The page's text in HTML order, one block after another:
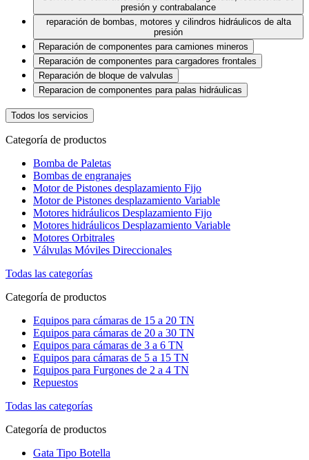
presión y contrabalance
reparación de bombas, motores y cilindros hidráulicos de alta
presión
Reparación de componentes para camiones mineros
Reparación de componentes para cargadores frontales
Reparación de bloque de valvulas
Reparacion de componentes para palas hidráulicas
Todos los servicios
Categoría de productos
Bomba de Paletas
Bombas de engranajes
Motor de Pistones desplazamiento Fijo
Motor de Pistones desplazamiento Variable
Motores hidráulicos Desplazamiento Fijo
Motores hidráulicos Desplazamiento Variable
Motores Orbitrales
Válvulas Móviles Direccionales
Todas las categorías
Categoría de productos
Equipos para cámaras de 15 a 20 TN
Equipos para cámaras de 20 a 30 TN
Equipos para cámaras de 3 a 6 TN
Equipos para cámaras de 5 a 15 TN
Equipos para Furgones de 2 a 4 TN
Repuestos
Todas las categorías
Categoría de productos
Gata Tipo Botella